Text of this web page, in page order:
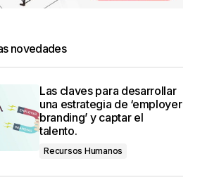
novedades
Las claves para desarrollar
una estrategia de ‘employer
branding’ y captar el
talento.
Recursos Humanos